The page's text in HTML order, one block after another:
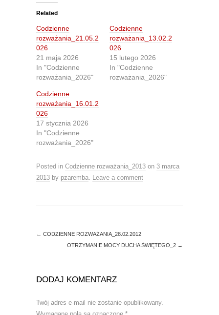
t
o
s
h
a
r
e
n
T
w
i
t
e
r
(
e
n
s
i
e
w
w
w
r
e
n
F
a
c
e
o
k
O
p
e
n
s
n
e
w
w
o
Related
Codzienne
rozważania_21.05.2
026
21 maja 2026
In "Codzienne
rozważania_2026"
Codzienne
rozważania_13.02.2
026
15 lutego 2026
In "Codzienne
rozważania_2026"
Codzienne
rozważania_16.01.2
026
17 stycznia 2026
In "Codzienne
rozważania_2026"
Posted in Codzienne rozważania_2013 on 3 marca
2013 by pzaremba Leave a comment
← CODZIENNE ROZWAŻANIA_28.02.2012
OTRZYMANIE MOCY DUCHA ŚWIĘTEGO_2 →
DODAJ KOMENTARZ
Twój adres e-mail nie zostanie opublikowany.